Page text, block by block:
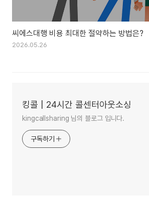
씨에스대행 비용 최대한 절약하는 방법은?
2026.05.26
킹콜 | 24시간 콜센터아웃소싱
kingcallsharing 님의 블로그 입니다.
구독하기